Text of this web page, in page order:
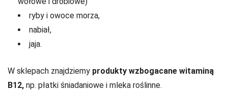
ryby i owoce morza,
nabiał,
jaja.
W sklepach znajdziemy produkty wzbogacane witaminą
B12, np. płatki śniadaniowe i mleka roślinne.